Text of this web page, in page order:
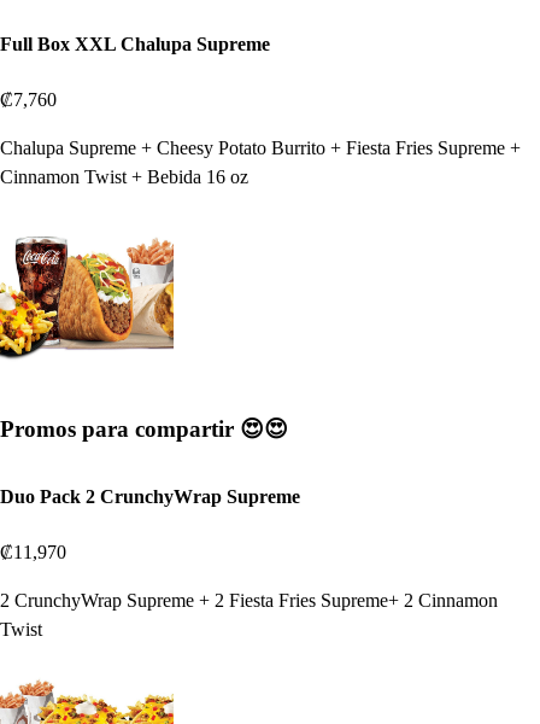
Full Box XXL Chalupa Supreme
₡7,760
Chalupa Supreme + Cheesy Potato Burrito + Fiesta Fries Supreme +
Cinnamon Twist + Bebida 16 oz
Promos para compartir 😍😍
Duo Pack 2 CrunchyWrap Supreme
₡11,970
2 CrunchyWrap Supreme + 2 Fiesta Fries Supreme+ 2 Cinnamon
Twist